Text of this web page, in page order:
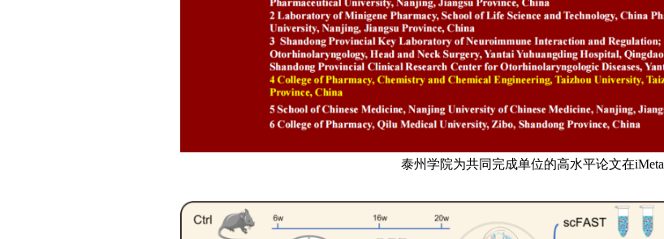
泰州学院为共同完成单位的高水平论文在iMeta